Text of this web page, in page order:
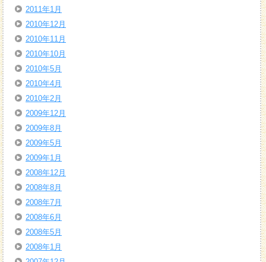
2011年1月
2010年12月
2010年11月
2010年10月
2010年5月
2010年4月
2010年2月
2009年12月
2009年8月
2009年5月
2009年1月
2008年12月
2008年8月
2008年7月
2008年6月
2008年5月
2008年1月